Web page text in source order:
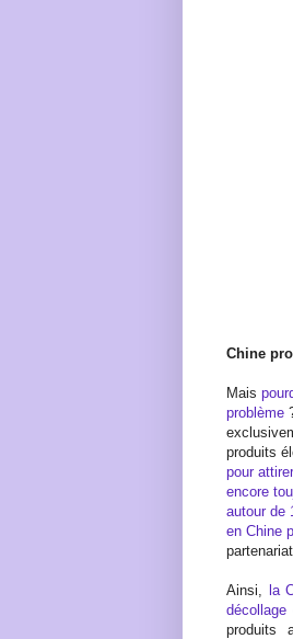
Chine
Mais
problème
produits
pour
encore
autour de
en Chine
Ainsi, la
décollage
produits